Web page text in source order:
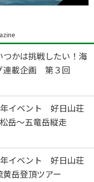
かは挑戦したい！海
連載企画 第３回
イベント 好日山荘
～五竜岳縦走
イベント 好日山荘
岳登頂ツアー